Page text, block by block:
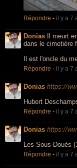
Répondre - il y a 7
Donias
Il meurt
dans le cimetière
Il est l'oncle du
Répondre - il y a 7
Donias https://
Hubert
Répondre - il y a 7
Donias https://
Les Sous-Doués
Répondre - il y a 7